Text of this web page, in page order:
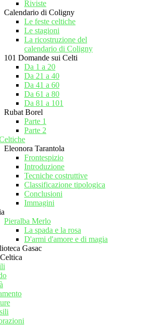
Riviste
Calendario di Coligny
Le feste celtiche
Le stagioni
La ricostruzione del
calendario di Coligny
101 Domande sui Celti
Da 1 a 20
Da 21 a 40
Da 41 a 60
Da 61 a 80
Da 81 a 101
Rubat Borel
Parte 1
Parte 2
Eleonora Tarantola
Frontespizio
Introduzione
Tecniche costruttive
Classificazione tipologica
Conclusioni
Immagini
Pieralba Merlo
La spada e la rosa
D'armi d'amore e di magia
Gasac